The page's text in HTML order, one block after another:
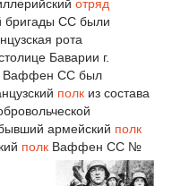
отряд
бригады СС были
рота
Баварии г.
Ваффен СС был
полк из состава
армейский полк
полк Ваффен СС №